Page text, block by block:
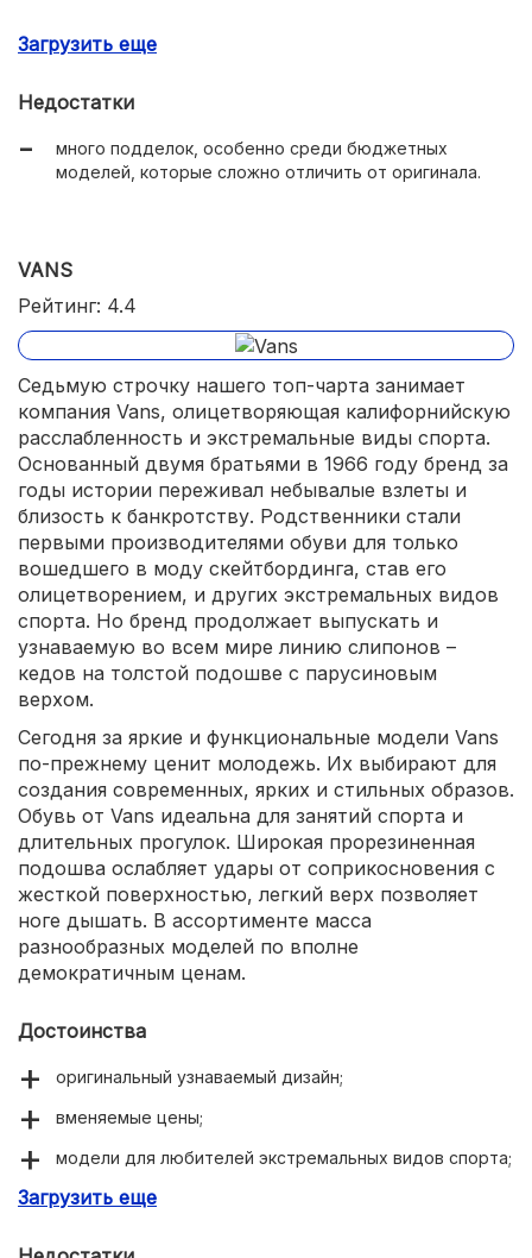
узнаваемый во всем мире бренд.
Загрузить еще
Недостатки
много подделок, особенно среди бюджетных
моделей, которые сложно отличить от оригинала.
VANS
Рейтинг: 4.4
Седьмую строчку нашего топ-чарта занимает
компания Vans, олицетворяющая калифорнийскую
расслабленность и экстремальные виды спорта.
Основанный двумя братьями в 1966 году бренд за
годы истории переживал небывалые взлеты и
близость к банкротству. Родственники стали
первыми производителями обуви для только
вошедшего в моду скейтбординга, став его
олицетворением, и других экстремальных видов
спорта. Но бренд продолжает выпускать и
узнаваемую во всем мире линию слипонов –
кедов на толстой подошве с парусиновым
верхом.
Сегодня за яркие и функциональные модели Vans
по-прежнему ценит молодежь. Их выбирают для
создания современных, ярких и стильных образов.
Обувь от Vans идеальна для занятий спорта и
длительных прогулок. Широкая прорезиненная
подошва ослабляет удары от соприкосновения с
жесткой поверхностью, легкий верх позволяет
ноге дышать. В ассортименте масса
разнообразных моделей по вполне
демократичным ценам.
Достоинства
оригинальный узнаваемый дизайн;
вменяемые цены;
модели для любителей экстремальных видов спорта;
олицетворение расслабленной атмосферы
Загрузить еще